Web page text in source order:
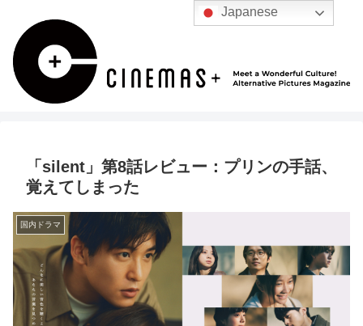
「silent」第8話レビュー：プリンの手話、
覚えてしまった
国内ドラマ
Japanese